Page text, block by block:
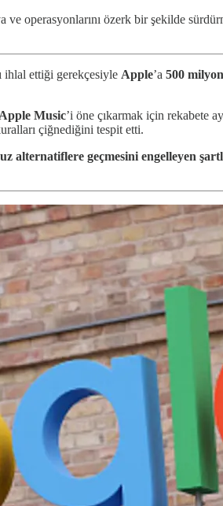
ve operasyonlarını özerk bir şekilde
ihlal ettiği gerekçesiyle Apple’a 500
Apple Music’i öne çıkarmak için rekabete
çiğnediğini tespit etti.
alternatiflere geçmesini engelleyen